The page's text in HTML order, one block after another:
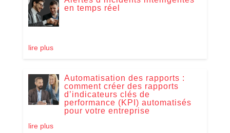
en temps réel
lire plus
Automatisation des rapports :
comment créer des rapports
d’indicateurs clés de
performance (KPI) automatisés
pour votre entreprise
lire plus